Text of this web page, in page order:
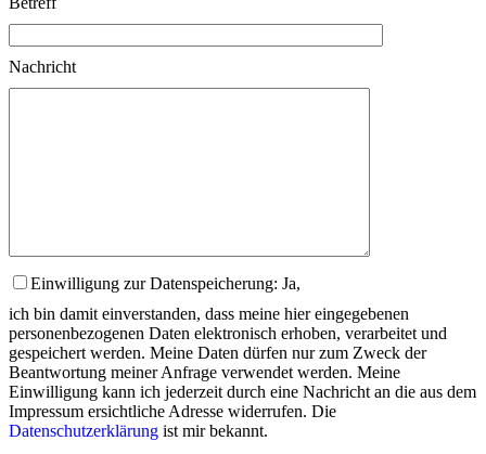
Nachricht
Einwilligung zur Datenspeicherung: Ja,
ich bin damit einverstanden, dass meine hier eingegebenen
personenbezogenen Daten elektronisch erhoben, verarbeitet und
gespeichert werden. Meine Daten dürfen nur zum Zweck der
Beantwortung meiner Anfrage verwendet werden. Meine
Einwilligung kann ich jederzeit durch eine Nachricht an die aus dem
Impressum ersichtliche Adresse widerrufen. Die
Datenschutzerklärung ist mir bekannt.